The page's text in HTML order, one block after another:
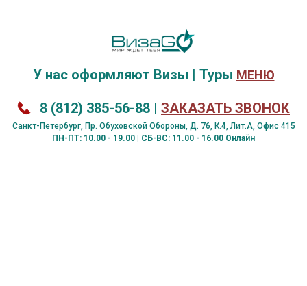
У нас оформляют Визы | Туры МЕНЮ
8 (812) 385-56-88 | ЗАКАЗАТЬ ЗВОНОК
Санкт-Петербург, Пр. Обуховской Обороны, Д. 76, К.4, Лит.А, Офис 415
ПН-ПТ: 10.00 - 19.00 | СБ-ВС: 11.00 - 16.00 Онлайн